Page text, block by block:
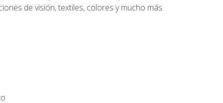
de visión, textiles, colores y mucho más.